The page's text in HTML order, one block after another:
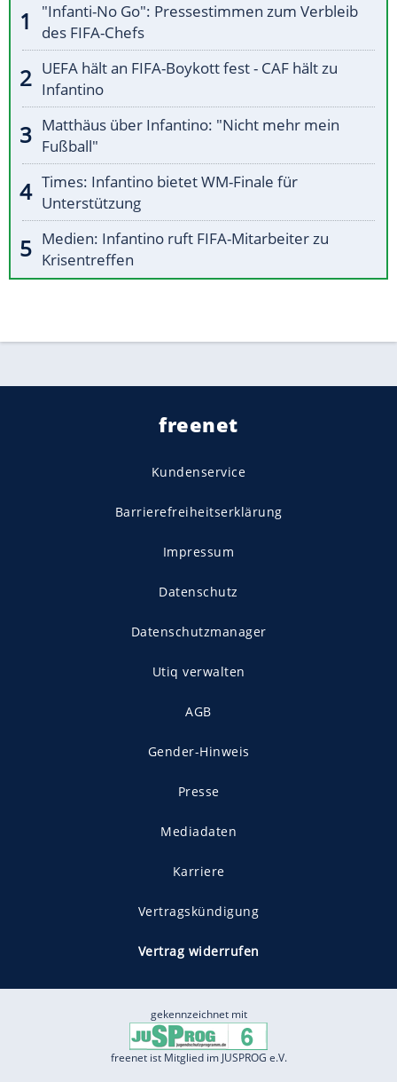
"Infanti-No Go": Pressestimmen zum Verbleib
des FIFA-Chefs
UEFA hält an FIFA-Boykott fest - CAF hält zu
Infantino
Matthäus über Infantino: "Nicht mehr mein
Fußball"
Times: Infantino bietet WM-Finale für
Unterstützung
Medien: Infantino ruft FIFA-Mitarbeiter zu
Krisentreffen
freenet
Kundenservice
Barrierefreiheitserklärung
Impressum
Datenschutz
Datenschutzmanager
Utiq verwalten
AGB
Gender-Hinweis
Presse
Mediadaten
Karriere
Vertragskündigung
Vertrag widerrufen
gekennzeichnet mit
freenet ist Mitglied im JUSPROG e.V.